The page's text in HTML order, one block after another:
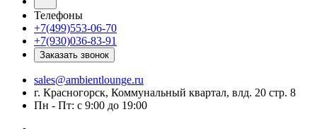
Телефоны
+7(499)553-06-70
+7(930)036-83-91
Заказать звонок
sales@ambientlounge.ru
г. Красногорск, Коммунальный квартал, влд. 20 стр. 8
Пн - Пт: с 9:00 до 19:00